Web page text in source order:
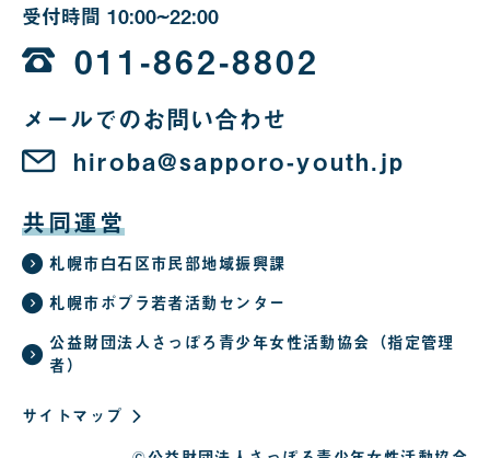
受付時間 10:00~22:00
時
か
ら
22
011-862-8802
メールでのお問い合わせ
hiroba@sapporo-youth.jp
共同運営
札幌市白石区市民部地域振興課
札幌市ポプラ若者活動センター
公益財団法人さっぽろ青少年女性活動協会（指定管理
者）
サイトマップ